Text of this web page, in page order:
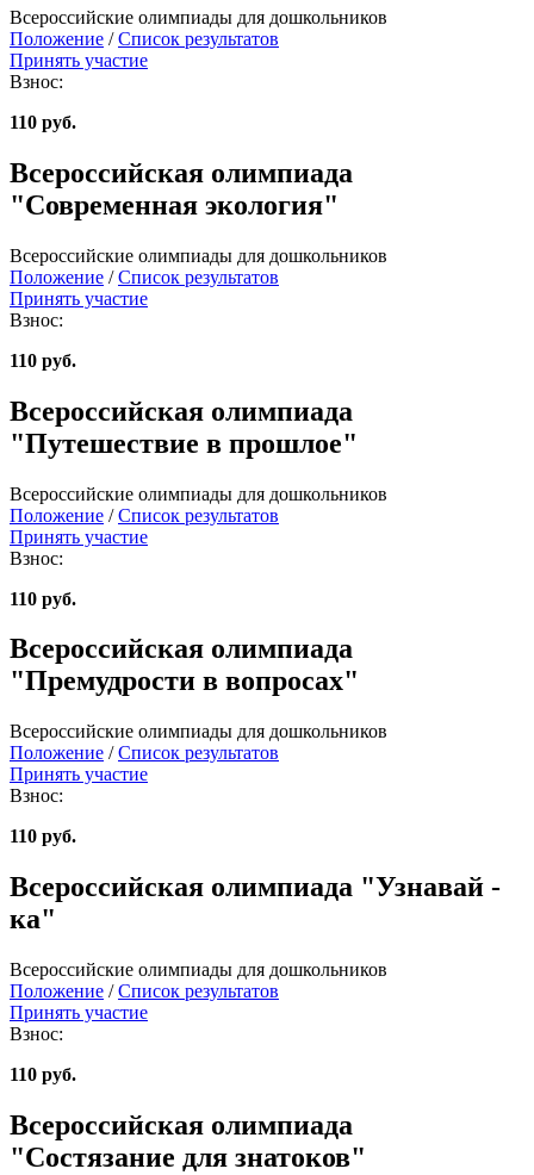
Всероссийские олимпиады для дошкольников
Положение / Список результатов
Принять участие
Взнос:
110 руб.
Всероссийская олимпиада
"Современная экология"
Всероссийские олимпиады для дошкольников
Положение / Список результатов
Принять участие
Взнос:
110 руб.
Всероссийская олимпиада
"Путешествие в прошлое"
Всероссийские олимпиады для дошкольников
Положение / Список результатов
Принять участие
Взнос:
110 руб.
Всероссийская олимпиада
"Премудрости в вопросах"
Всероссийские олимпиады для дошкольников
Положение / Список результатов
Принять участие
Взнос:
110 руб.
Всероссийская олимпиада "Узнавай -
ка"
Всероссийские олимпиады для дошкольников
Положение / Список результатов
Принять участие
Взнос:
110 руб.
Всероссийская олимпиада
"Состязание для знатоков"